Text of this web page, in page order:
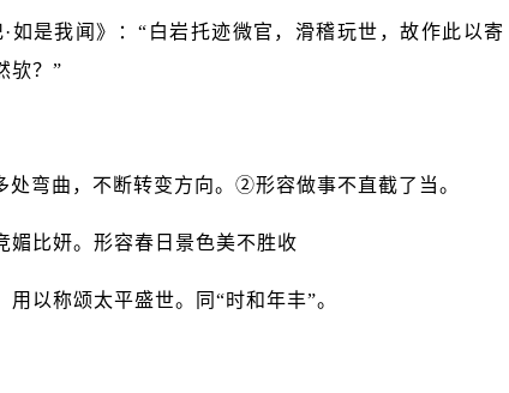
如是我闻》：“白岩托迹微官，滑稽玩世，故作此以寄
欤？”
弯曲，不断转变方向。②形容做事不直截了当。
媚比妍。形容春日景色美不胜收
以称颂太平盛世。同“时和年丰”。